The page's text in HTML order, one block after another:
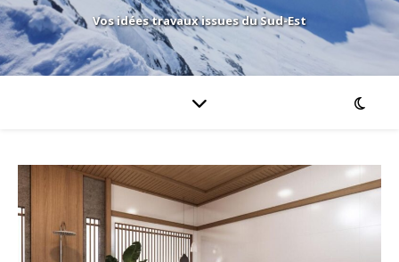
Vos idées travaux issues du Sud-Est